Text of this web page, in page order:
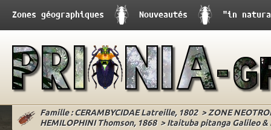
Zones géographiques Nouveautés "in
Famille : CERAMBYCIDAE Latreille, 1802>ZONE
HEMILOPHINI Thomson, 1868>Itaituba pitanga Galileo